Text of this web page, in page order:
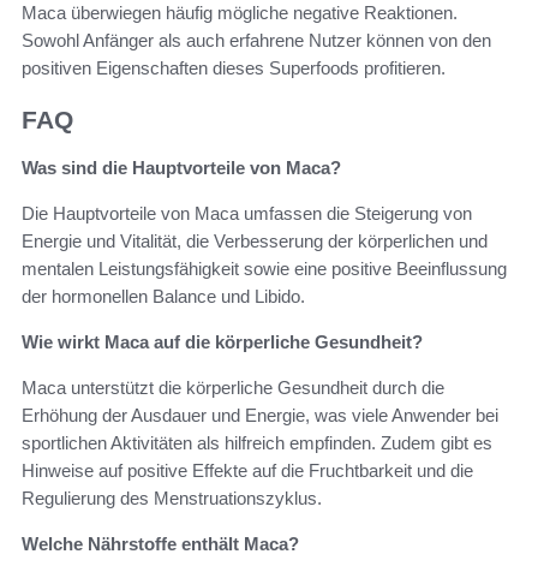
Maca überwiegen häufig mögliche negative Reaktionen.
Sowohl Anfänger als auch erfahrene Nutzer können von den
positiven Eigenschaften dieses Superfoods profitieren.
FAQ
Was sind die Hauptvorteile von Maca?
Die Hauptvorteile von Maca umfassen die Steigerung von
Energie und Vitalität, die Verbesserung der körperlichen und
mentalen Leistungsfähigkeit sowie eine positive Beeinflussung
der hormonellen Balance und Libido.
Wie wirkt Maca auf die körperliche Gesundheit?
Maca unterstützt die körperliche Gesundheit durch die
Erhöhung der Ausdauer und Energie, was viele Anwender bei
sportlichen Aktivitäten als hilfreich empfinden. Zudem gibt es
Hinweise auf positive Effekte auf die Fruchtbarkeit und die
Regulierung des Menstruationszyklus.
Welche Nährstoffe enthält Maca?